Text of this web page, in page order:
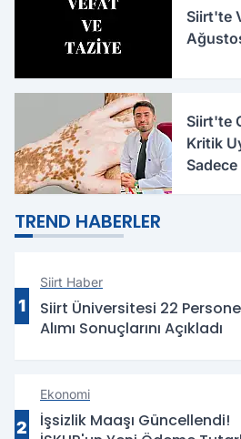
Siirt'te
Siirt'te
Kritik
TREND HABERLER
1
Siirt Haber
Siirt Üniversitesi 22
Alımı Sonuçlarını Açıkladı
2
Ekonomi
İşsizlik Maaşı Güncellendi!